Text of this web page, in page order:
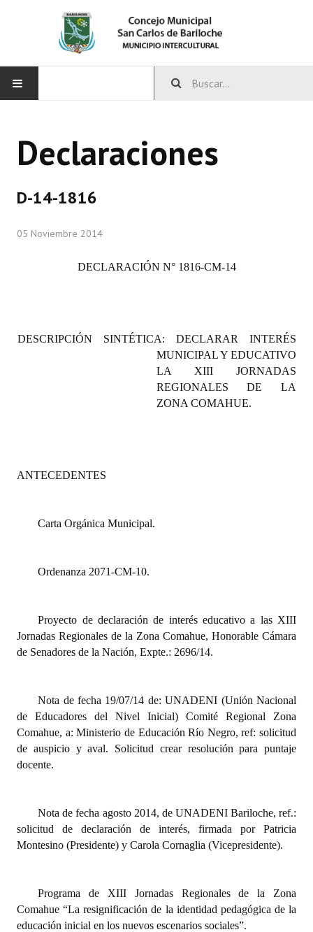
CONCEJO
Comisiones Especiales
Reglamento Interno
DOCUMENTOS
Proyectos Presentados
Dictámenes Asesoría Letrada
Informes de Unidad Coordinadora
Ejecución Presupuestaria
Actas de Audiencias Públicas
Comunicaciones
Resoluciones
Resoluciones de Presidencia
Declaraciones
D-14-1816
05 Noviembre 2014
DECLARACIÓN N° 1816-CM-14
DESCRIPCIÓN SINTÉTICA: DECLARAR INTERÉS
MUNICIPAL Y EDUCATIVO
LA XIII JORNADAS
REGIONALES DE LA
ZONA COMAHUE.
ANTECEDENTES
Carta Orgánica Municipal.
Ordenanza 2071-CM-10.
Proyecto de declaración de interés educativo a las XIII
Jornadas Regionales de la Zona Comahue, Honorable Cámara
de Senadores de la Nación, Expte.: 2696/14.
Nota de fecha 19/07/14 de: UNADENI (Unión Nacional
de Educadores del Nivel Inicial) Comité Regional Zona
Comahue, a: Ministerio de Educación Río Negro, ref: solicitud
de auspicio y aval. Solicitud crear resolución para puntaje
docente.
Nota de fecha agosto 2014, de UNADENI Bariloche, ref.:
solicitud de declaración de interés, firmada por Patricia
Montesino (Presidente) y Carola Cornaglia (Vicepresidente).
Programa de XIII Jornadas Regionales de la Zona
Comahue “La resignificación de la identidad pedagógica de la
educación inicial en los nuevos escenarios sociales”.